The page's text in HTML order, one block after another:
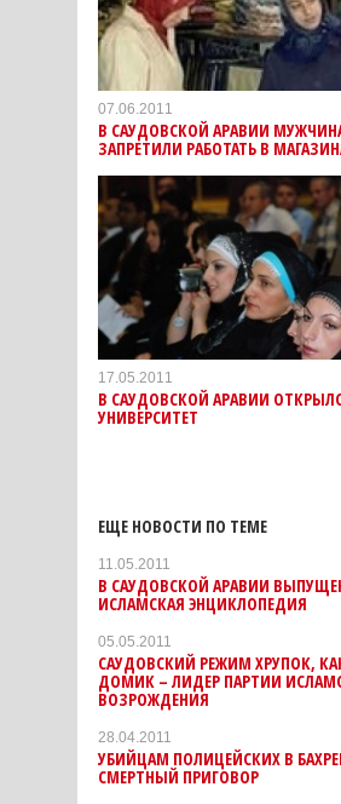
07.06.2011
В САУДОВСКОЙ АРАВИИ
ЗАПРЕТИЛИ РАБОТАТЬ В
17.05.2011
В САУДОВСКОЙ АРАВИИ
УНИВЕРСИТЕТ
ЕЩЕ НОВОСТИ ПО ТЕМЕ
11.05.2011
В САУДОВСКОЙ АРАВИИ
ИСЛАМСКАЯ ЭНЦИКЛОПЕДИЯ
05.05.2011
САУДОВСКИЙ РЕЖИМ ХРУПОК,
ДОМИК – ЛИДЕР ПАРТИИ
ВОЗРОЖДЕНИЯ
28.04.2011
УБИЙЦАМ ПОЛИЦЕЙСКИХ В
СМЕРТНЫЙ ПРИГОВОР